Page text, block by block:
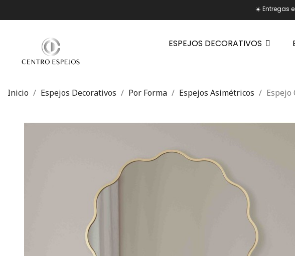
☀️ Entregas
ESPEJOS DECORATIVOS
Inicio Espejos Decorativos Por Forma Espejos Asimétricos Espejo